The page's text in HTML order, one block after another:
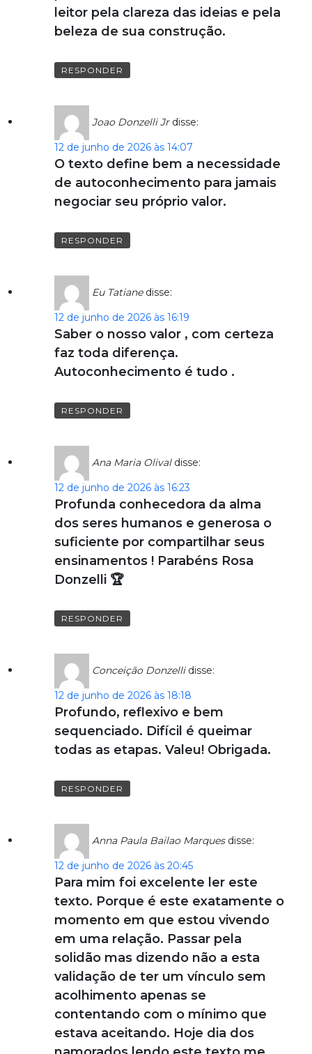
leitor pela clareza das ideias e pela
beleza de sua construção.
RESPONDER
Joao Donzelli Jr disse:
12 de junho de 2026 às 14:07
O texto define bem a necessidade
de autoconhecimento para jamais
negociar seu próprio valor.
RESPONDER
Eu Tatiane disse:
12 de junho de 2026 às 16:19
Saber o nosso valor , com certeza
faz toda diferença.
Autoconhecimento é tudo .
RESPONDER
Ana Maria Olival disse:
12 de junho de 2026 às 16:23
Profunda conhecedora da alma
dos seres humanos e generosa o
suficiente por compartilhar seus
ensinamentos ! Parabéns Rosa
Donzelli 🏆
RESPONDER
Conceição Donzelli disse:
12 de junho de 2026 às 18:18
Profundo, reflexivo e bem
sequenciado. Difícil é queimar
todas as etapas. Valeu! Obrigada.
RESPONDER
Anna Paula Bailao Marques disse:
12 de junho de 2026 às 20:45
Para mim foi excelente ler este
texto. Porque é este exatamente o
momento em que estou vivendo
em uma relação. Passar pela
solidão mas dizendo não a esta
validação de ter um vínculo sem
acolhimento apenas se
contentando com o mínimo que
estava aceitando. Hoje dia dos